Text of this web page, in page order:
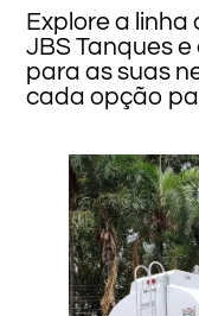
Explore a
JBS Tanques
para as suas
cada opção